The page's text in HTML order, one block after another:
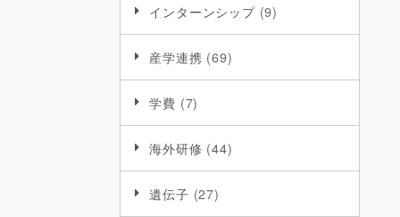
インターンシップ(9)
産学連携 (69)
学費 (7)
海外研修 (44)
遺伝子 (27)